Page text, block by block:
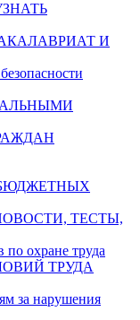
И
ТЕСТЫ,
охране труда
ТРУДА
за нарушения